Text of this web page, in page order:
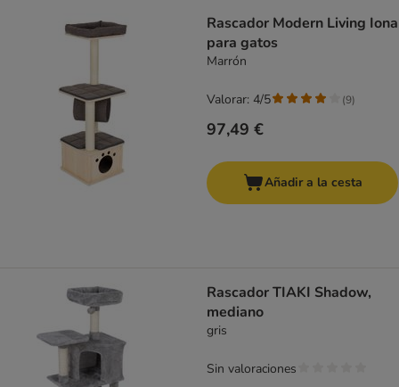
Rascador Modern Living Iona
para gatos
Marrón
97,49 €
Valorar: 4/5 (9)
Añadir a la cesta
Rascador TIAKI Shadow,
mediano
gris
Sin valoraciones